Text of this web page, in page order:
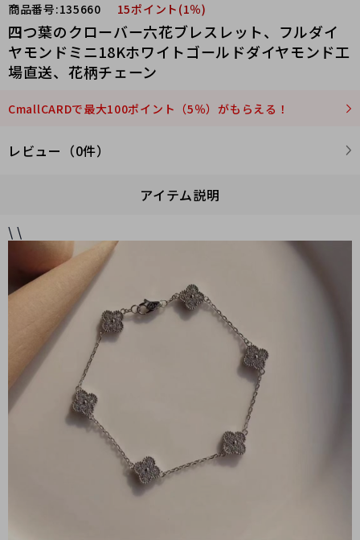
商品番号:135660 15ポイント(1％)
四つ葉のクローバー六花ブレスレット、フルダイ
ヤモンドミニ18Kホワイトゴールドダイヤモンド工
場直送、花柄チェーン
CmallCARDで最大100ポイント（5％）がもらえる！
レビュー（0件）
アイテム説明
\ \